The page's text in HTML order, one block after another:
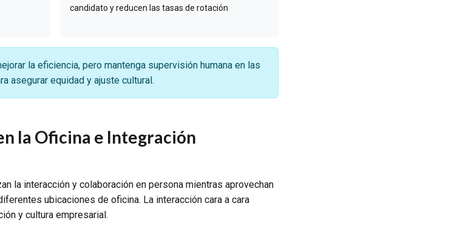
candidato y reducen las tasas de rotación
la eficiencia, pero mantenga supervisión humana en las
asegurar equidad y ajuste cultural.
la Oficina e Integración
la interacción y colaboración en persona mientras aprovechan
ubicaciones de oficina. La interacción cara a cara
y cultura empresarial.